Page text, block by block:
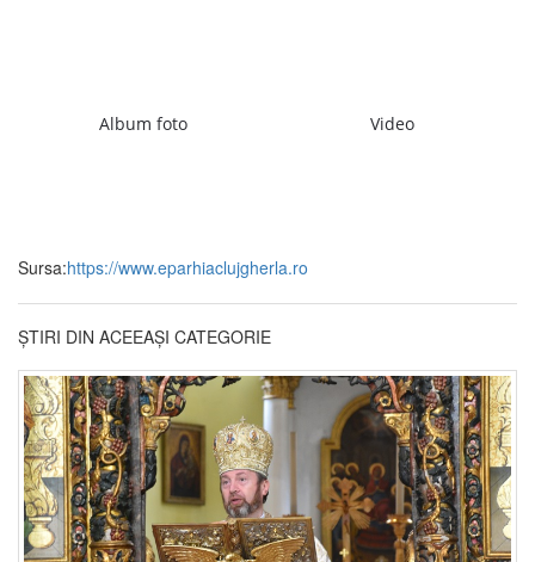
Album foto Video
Sursa:https://www.eparhiaclujgherla.ro
ȘTIRI DIN ACEEAȘI CATEGORIE